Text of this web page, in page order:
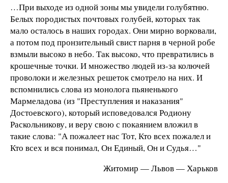
…При выходе из одной зоны мы увидели голубятню.
Белых породистых почтовых голубей, которых так
мало осталось в наших городах. Они мирно ворковали,
а потом под пронзительный свист парня в черной робе
взмыли высоко в небо. Так высоко, что превратились в
крошечные точки. И множество людей из-за колючей
проволоки и железных решеток смотрело на них. И
вспомнились слова из монолога пьяненького
Мармеладова (из "Преступления и наказания"
Достоевского), который исповедовался Родиону
Раскольникову, и веру свою с покаянием вложил в
такие слова: "А пожалеет нас Тот, Кто всех пожалел и
Кто всех и вся понимал, Он Единый, Он и Судья…"
Житомир — Львов — Харьков